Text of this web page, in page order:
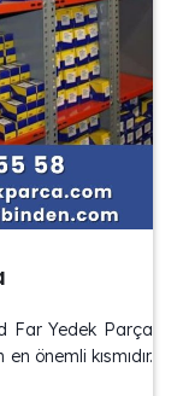
Far Yedek Parça
önemli kısmıdır.